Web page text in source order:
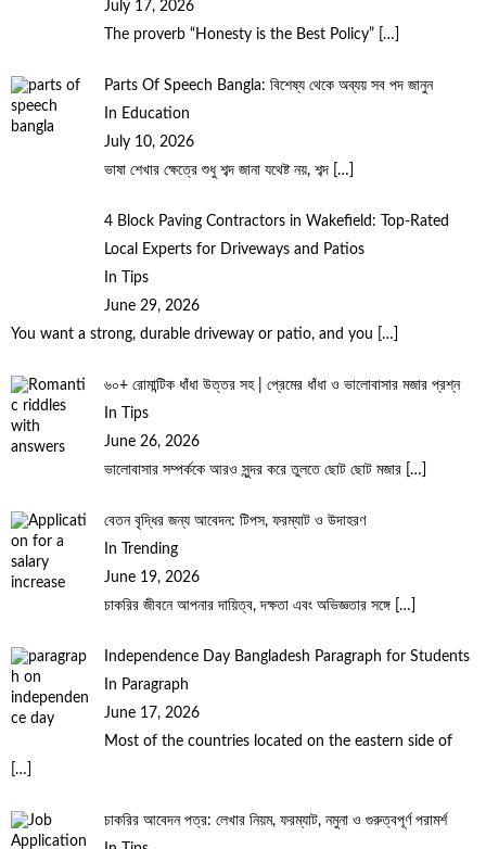
July 17, 2026
The proverb “Honesty is the Best Policy”
[…]
Parts Of Speech Bangla: বিশেষ্য থেকে অব্যয় সব পদ জানুন
In Education
July 10, 2026
ভাষা শেখার ক্ষেত্রে শুধু শব্দ জানা যথেষ্ট নয়, শব্দ […]
4 Block Paving Contractors in Wakefield: Top-Rated
Local Experts for Driveways and Patios
In Tips
June 29, 2026
You want a strong, durable driveway or patio, and you
[…]
৬০+ রোমান্টিক ধাঁধা উত্তর সহ | প্রেমের ধাঁধা ও ভালোবাসার মজার প্রশ্ন
In Tips
June 26, 2026
ভালোবাসার সম্পর্ককে আরও সুন্দর করে তুলতে ছোট ছোট মজার […]
বেতন বৃদ্ধির জন্য আবেদন: টিপস, ফরম্যাট ও উদাহরণ
In Trending
June 19, 2026
চাকরির জীবনে আপনার দায়িত্ব, দক্ষতা এবং অভিজ্ঞতার সঙ্গে […]
Independence Day Bangladesh Paragraph for Students
In Paragraph
June 17, 2026
Most of the countries located on the eastern side of
[…]
চাকরির আবেদন পত্র: লেখার নিয়ম, ফরম্যাট, নমুনা ও গুরুত্বপূর্ণ পরামর্শ